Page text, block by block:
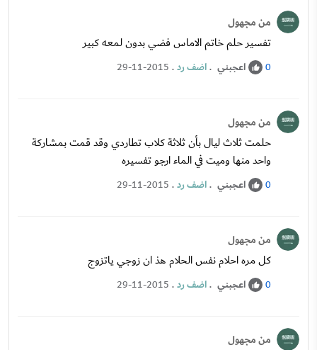
من مجهول
تفسير حلم خاتم الاماس فضي بدون لمعه كبير
0 اعجبني .اضف رد.
29-11-2015
من مجهول
حلمت ثلاث ليال بأن ثلاثة كلاب تطاردي وقد قمت بمشاركة
واحد منها وميت في الماء ارجو تفسيره
0 اعجبني .اضف رد.
29-11-2015
من مجهول
كل مره احلام نفس الحلام هذ ان زوجي ياتزوج
0 اعجبني .اضف رد.
29-11-2015
من مجهول